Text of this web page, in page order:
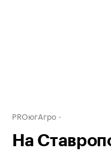
PROюгАгро
На